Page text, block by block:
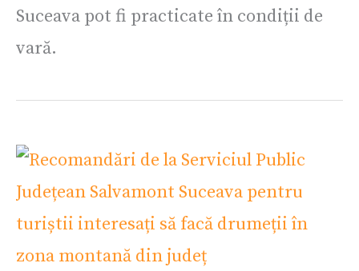
Suceava pot fi practicate în condiții de
vară.